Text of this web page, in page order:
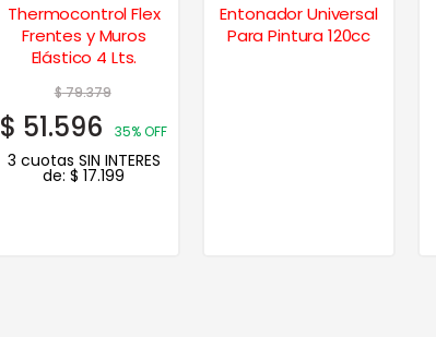
Thermocontrol Flex
Frentes y Muros
Elástico 4 Lts.
$79.379
$ 51.596 35% OFF
3 cuotas SIN INTERES
de:$ 17.199
Entonador Universal
Para Pintura 120cc